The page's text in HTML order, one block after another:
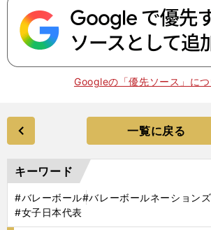
Googleの「優先ソース」につ
一覧に戻る
キーワード
#バレーボール#バレーボールネーション
#女子日本代表